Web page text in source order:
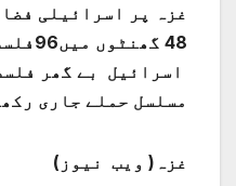
غزہ پر اسرائیلی
48 گھنٹوں میں96فلسطینی شہید
اسرائیل بے گھر
مسلسل حملے جاری
غزہ( ویب نیوز)